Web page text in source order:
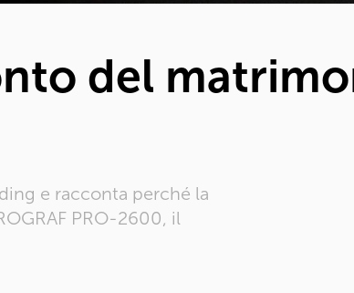
del
e racconta perché la
PRO-2600, il